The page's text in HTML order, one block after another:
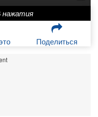
нажатия
Поделиться